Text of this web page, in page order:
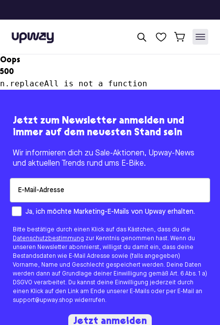
Upway
Oops
500
n.replaceAll is not a function
Jetzt zum Newsletter anmelden und
immer auf dem neuesten Stand sein
Wir informieren dich zu Sale-Aktionen, Upway-News
und aktuellen Trends rund ums E-Bike.
How would you like to hear from us?
Ja, ich möchte Marketing-E-Mails von Upway erhalten.
Bitte bestätige durch einen Klick auf das Kästchen, dass du die
Datenschutzbestimmung zur Kenntnis genommen hast. Wenn du
unseren Newsletter abonnierst, willigst du damit ein, dass deine
Bestandsdaten wie E-Mail Adresse sowie (falls angegeben)
Vorname, Name und Geschlecht gespeichert werden. Deine Daten
werden dann auf Grundlage deiner Einwilligung gemäß Art. 6 Abs. 1 a)
DSGVO verarbeitet. Du kannst deine Einwilligung jederzeit durch
einen Klick auf den Link am Ende unserer E-Mails oder per E-Mail an
support@upway.shop widerrufen.
Jetzt anmelden